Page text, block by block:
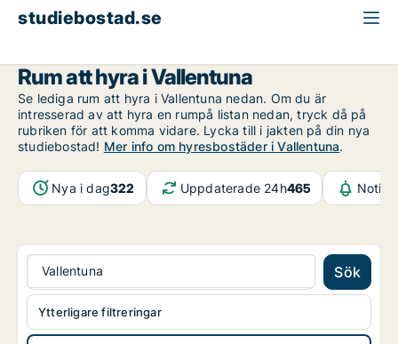
studiebostad.se
Rum att hyra i Vallentuna
Se lediga rum att hyra i Vallentuna nedan. Om du är
intresserad av att hyra en rumpå listan nedan, tryck då på
rubriken för att komma vidare. Lycka till i jakten på din nya
studiebostad! Mer info om hyresbostäder i Vallentuna.
Nya i dag322 Uppdaterade 24h465
Vallentuna Sök
Ytterligare filtreringar